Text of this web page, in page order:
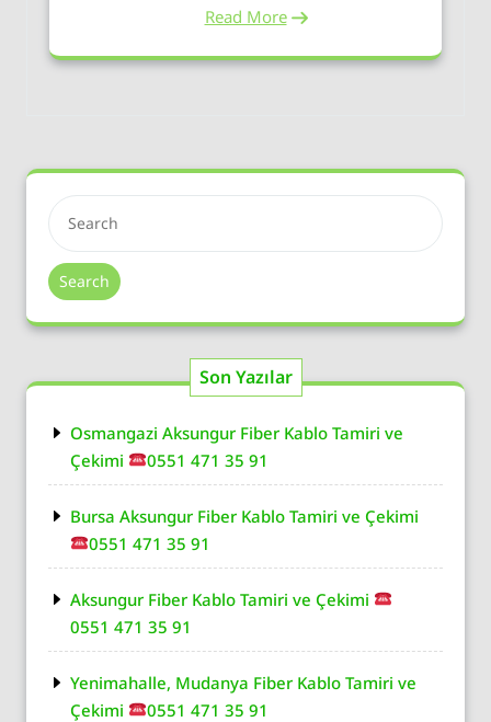
Read More
Search
Son Yazılar
Osmangazi Aksungur Fiber Kablo Tamiri ve
Çekimi
0551 471 35 91
Bursa Aksungur Fiber Kablo Tamiri ve Çekimi
0551 471 35 91
Aksungur Fiber Kablo Tamiri ve Çekimi
0551 471 35 91
Yenimahalle, Mudanya Fiber Kablo Tamiri ve
Çekimi
0551 471 35 91